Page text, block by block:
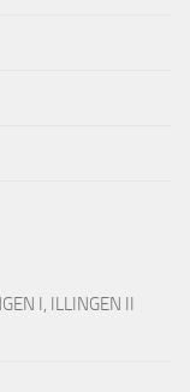
I, ILLINGEN II